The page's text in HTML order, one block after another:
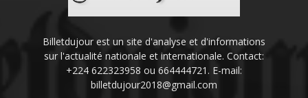
Billetdujour est un site d'analyse et d'informations
sur l'actualité nationale et internationale. Contact:
+224 622323958 ou 664444721. E-mail:
billetdujour2018@gmail.com